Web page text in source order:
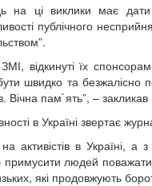
на ці виклики має
публічного
відкинуті їх
швидко та безжалісно
Вічна пам`ять”, –
в Україні звертає
активістів в Україні,
людей поважати
які продовжують